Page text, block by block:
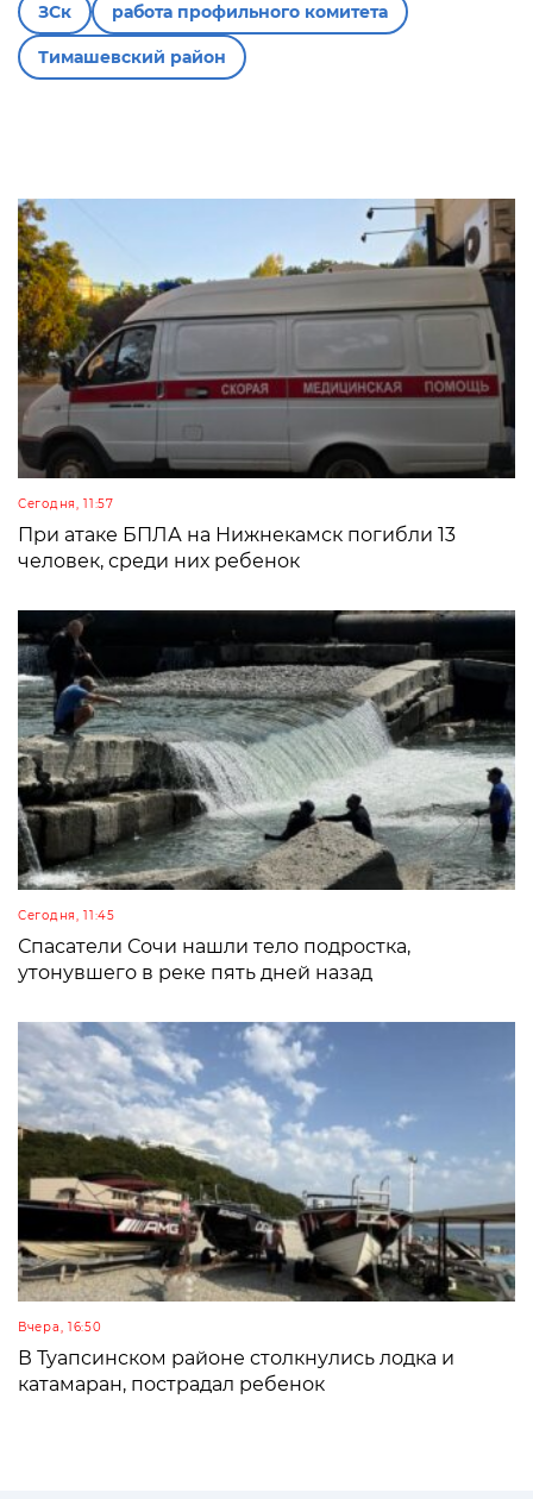
ЗСк работа профильного комитета
Тимашевский район
Сегодня, 11:57
При атаке БПЛА на Нижнекамск погибли 13
человек, среди них ребенок
Сегодня, 11:45
Спасатели Сочи нашли тело подростка,
утонувшего в реке пять дней назад
Вчера, 16:50
В Туапсинском районе столкнулись лодка и
катамаран, пострадал ребенок